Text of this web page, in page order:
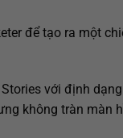
để tạo ra một
với định
không tràn màn